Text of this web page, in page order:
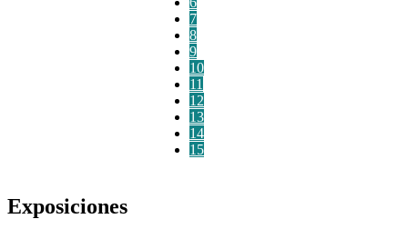
7
8
9
10
11
12
13
14
15
Exposiciones